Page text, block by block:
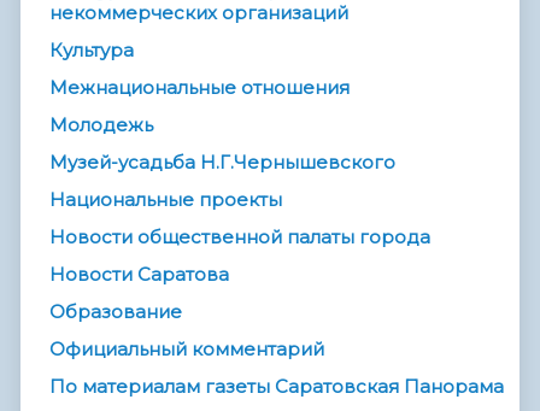
некоммерческих организаций
Культура
Межнациональные отношения
Молодежь
Музей-усадьба Н.Г.Чернышевского
Национальные проекты
Новости общественной палаты города
Новости Саратова
Образование
Официальный комментарий
По материалам газеты Саратовская Панорама